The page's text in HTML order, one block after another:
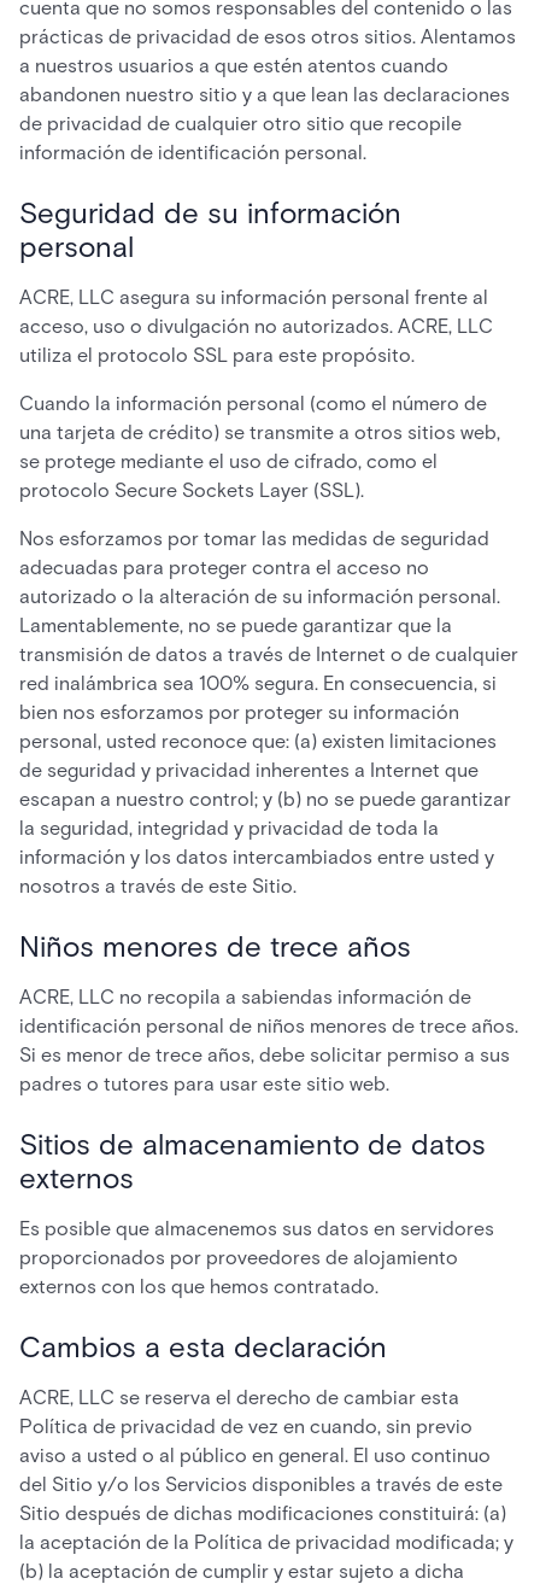
cuenta que no somos responsables del contenido o las
prácticas de privacidad de esos otros sitios. Alentamos
a nuestros usuarios a que estén atentos cuando
abandonen nuestro sitio y a que lean las declaraciones
de privacidad de cualquier otro sitio que recopile
información de identificación personal.
Seguridad de su información
personal
ACRE, LLC asegura su información personal frente al
acceso, uso o divulgación no autorizados. ACRE, LLC
utiliza el protocolo SSL para este propósito.
Cuando la información personal (como el número de
una tarjeta de crédito) se transmite a otros sitios web,
se protege mediante el uso de cifrado, como el
protocolo Secure Sockets Layer (SSL).
Nos esforzamos por tomar las medidas de seguridad
adecuadas para proteger contra el acceso no
autorizado o la alteración de su información personal.
Lamentablemente, no se puede garantizar que la
transmisión de datos a través de Internet o de cualquier
red inalámbrica sea 100% segura. En consecuencia, si
bien nos esforzamos por proteger su información
personal, usted reconoce que: (a) existen limitaciones
de seguridad y privacidad inherentes a Internet que
escapan a nuestro control; y (b) no se puede garantizar
la seguridad, integridad y privacidad de toda la
información y los datos intercambiados entre usted y
nosotros a través de este Sitio.
Niños menores de trece años
ACRE, LLC no recopila a sabiendas información de
identificación personal de niños menores de trece años.
Si es menor de trece años, debe solicitar permiso a sus
padres o tutores para usar este sitio web.
Sitios de almacenamiento de datos
externos
Es posible que almacenemos sus datos en servidores
proporcionados por proveedores de alojamiento
externos con los que hemos contratado.
Cambios a esta declaración
ACRE, LLC se reserva el derecho de cambiar esta
Política de privacidad de vez en cuando, sin previo
aviso a usted o al público en general. El uso continuo
del Sitio y/o los Servicios disponibles a través de este
Sitio después de dichas modificaciones constituirá: (a)
la aceptación de la Política de privacidad modificada; y
(b) la aceptación de cumplir y estar sujeto a dicha